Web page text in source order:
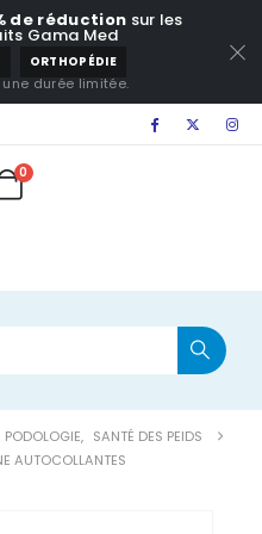
de réduction sur les
Gama Med
ORTHOPÉDIE
durée limitée.
0
PODOLOGIE, SANTÉ DES PEIDS
AUTOCOLLANTES